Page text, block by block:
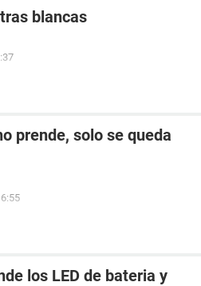
blancas
prende, solo se queda
los LED de bateria y